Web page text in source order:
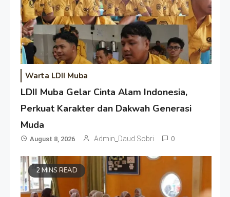
Warta LDII Muba
LDII Muba Gelar Cinta Alam Indonesia,
Perkuat Karakter dan Dakwah Generasi
Muda
August 8, 2026 Admin_Daud Sobri 0
2 MINS READ